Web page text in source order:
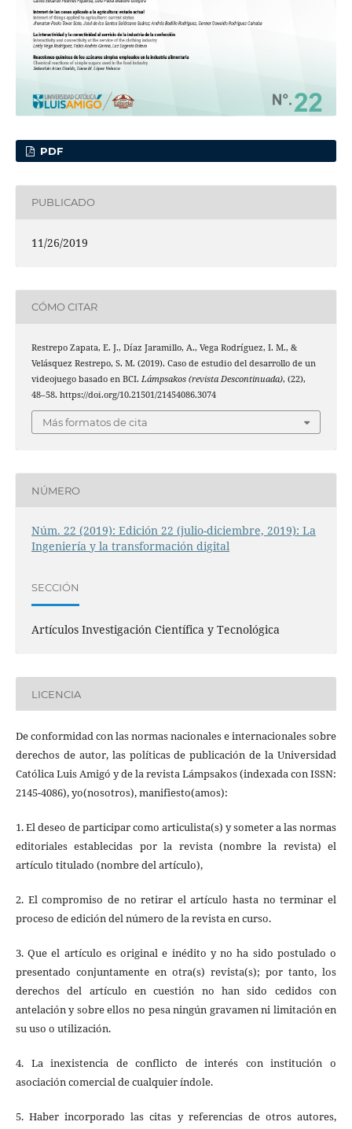
PDF
PUBLICADO
11/26/2019
CÓMO CITAR
Restrepo Zapata, E. J., Díaz Jaramillo, A., Vega Rodríguez, I. M., &
Velásquez Restrepo, S. M. (2019). Caso de estudio del desarrollo de un
videojuego basado en BCI. Lámpsakos (revista Descontinuada), (22),
48–58. https://doi.org/10.21501/21454086.3074
Más formatos de cita
NÚMERO
Núm. 22 (2019): Edición 22 (julio-diciembre, 2019): La
Ingeniería y la transformación digital
SECCIÓN
Artículos Investigación Científica y Tecnológica
LICENCIA
De conformidad con las normas nacionales e internacionales sobre
derechos de autor, las políticas de publicación de la Universidad
Católica Luis Amigó y de la revista Lámpsakos (indexada con ISSN:
2145-4086), yo(nosotros), manifiesto(amos):
1. El deseo de participar como articulista(s) y someter a las normas
editoriales establecidas por la revista (nombre la revista) el
artículo titulado (nombre del artículo),
2. El compromiso de no retirar el artículo hasta no terminar el
proceso de edición del número de la revista en curso.
3. Que el artículo es original e inédito y no ha sido postulado o
presentado conjuntamente en otra(s) revista(s); por tanto, los
derechos del artículo en cuestión no han sido cedidos con
antelación y sobre ellos no pesa ningún gravamen ni limitación en
su uso o utilización.
4. La inexistencia de conflicto de interés con institución o
asociación comercial de cualquier índole.
5. Haber incorporado las citas y referencias de otros autores,